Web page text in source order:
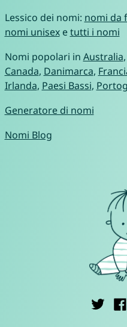
Lessico dei nomi: nomi da
nomi unisexetutti i nomi
Nomi popolari in Australia,
Canada, Danimarca,
Irlanda, Paesi Bassi,
Generatore di nomi
Nomi Blog